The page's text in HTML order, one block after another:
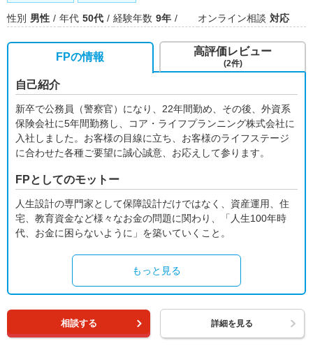
性別 男性 年代 50代 経験年数 9年 オンライン相談 対応
FPの情報
自己紹介
新卒で公務員（警察官）になり、22年間勤め、その後、外資系
保険会社に5年間勤務し、コア・ライフプランニング株式会社に
入社しました。お客様の目線に立ち、お客様のライフステージ
に合わせた各種ご要望に誠心誠意、お応えして参ります。
FPとしてのモットー
人生設計の専門家として保障設計だけではなく、資産運用、住
宅、教育資金など様々なお金の問題に関わり、「人生100年時
代、お金に困らないように」を築いていくこと。
もっと見る
高評価レビュー
(2件)
相談する 詳細を見る